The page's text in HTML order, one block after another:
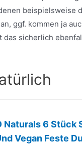
beispielsweise
ggf. kommen ja
sicherlich
Naturals 6 Stück
Vegan Feste